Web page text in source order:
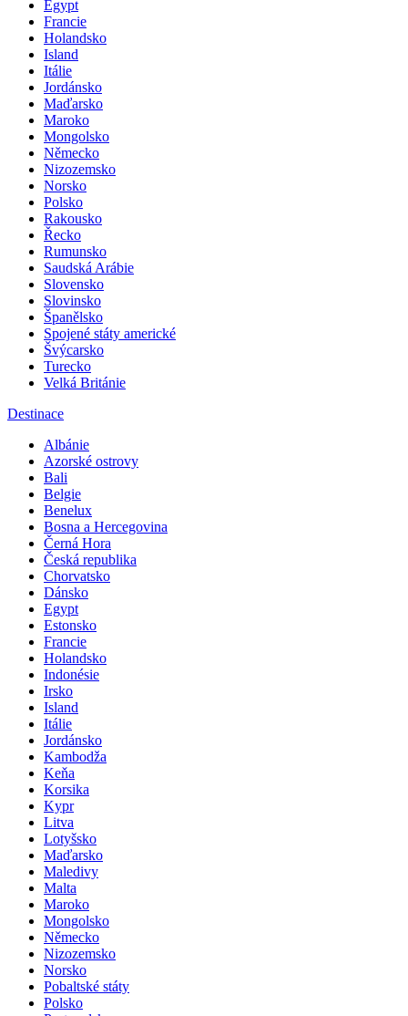
Egypt
Francie
Holandsko
Island
Itálie
Jordánsko
Maďarsko
Maroko
Mongolsko
Německo
Nizozemsko
Norsko
Polsko
Rakousko
Řecko
Rumunsko
Saudská Arábie
Slovensko
Slovinsko
Španělsko
Spojené státy americké
Švýcarsko
Turecko
Velká Británie
Destinace
Albánie
Azorské ostrovy
Bali
Belgie
Benelux
Bosna a Hercegovina
Černá Hora
Česká republika
Chorvatsko
Dánsko
Egypt
Estonsko
Francie
Holandsko
Indonésie
Irsko
Island
Itálie
Jordánsko
Kambodža
Keňa
Korsika
Kypr
Litva
Lotyšsko
Maďarsko
Maledivy
Malta
Maroko
Mongolsko
Německo
Nizozemsko
Norsko
Pobaltské státy
Polsko